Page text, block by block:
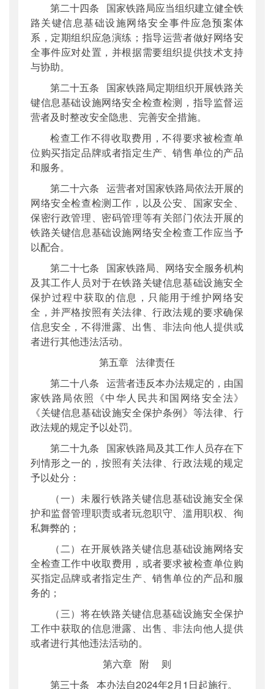
第二十四条 国家铁路局应当组织建立健全铁
路关键信息基础设施网络安全事件应急预案体
系，定期组织应急演练；指导运营者做好网络安
全事件应对处置，并根据需要组织提供技术支持
与协助。
第二十五条 国家铁路局定期组织开展铁路关
键信息基础设施网络安全检查检测，指导监督运
营者及时整改安全隐患、完善安全措施。
检查工作不得收取费用，不得要求被检查单
位购买指定品牌或者指定生产、销售单位的产品
和服务。
第二十六条 运营者对国家铁路局依法开展的
网络安全检查检测工作，以及公安、国家安全、
保密行政管理、密码管理等有关部门依法开展的
铁路关键信息基础设施网络安全检查工作应当予
以配合。
第二十七条 国家铁路局、网络安全服务机构
及其工作人员对于在铁路关键信息基础设施安全
保护过程中获取的信息，只能用于维护网络安
全，并严格按照有关法律、行政法规的要求确保
信息安全，不得泄露、出售、非法向他人提供或
者进行其他违法活动。
第五章 法律责任
第二十八条 运营者违反本办法规定的，由国
家铁路局依照《中华人民共和国网络安全法》
《关键信息基础设施安全保护条例》等法律、行
政法规的规定予以处罚。
第二十九条 国家铁路局及其工作人员存在下
列情形之一的，按照有关法律、行政法规的规定
予以处分：
（一）未履行铁路关键信息基础设施安全保
护和监督管理职责或者玩忽职守、滥用职权、徇
私舞弊的；
（二）在开展铁路关键信息基础设施网络安
全检查工作中收取费用，或者要求被检查单位购
买指定品牌或者指定生产、销售单位的产品和服
务的；
（三）将在铁路关键信息基础设施安全保护
工作中获取的信息泄露、出售、非法向他人提供
或者进行其他违法活动的。
第六章 附 则
第三十条 本办法自2024年2月1日起施行。